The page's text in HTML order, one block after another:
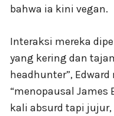
bahwa ia kini vegan.
Interaksi mereka
yang kering dan
headhunter”,
“menopausal James
kali absurd tapi